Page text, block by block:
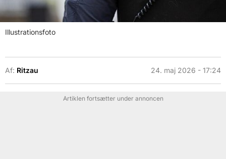
Illustrationsfoto
Af: Ritzau 24. maj 2026 - 17:24
Artiklen fortsætter under annoncen